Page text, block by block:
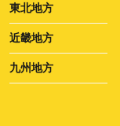
東北地方
近畿地方
九州地方